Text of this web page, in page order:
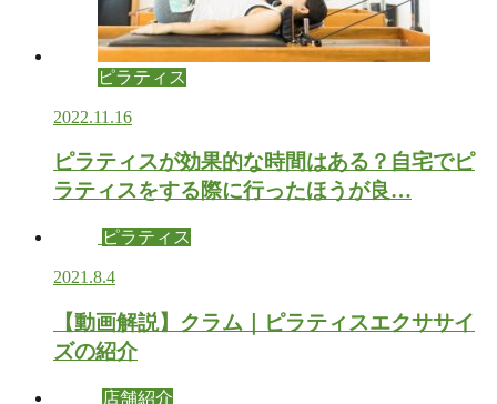
ピラティス
2022.11.16
ピラティスが効果的な時間はある？自宅でピ
ラティスをする際に行ったほうが良…
ピラティス
2021.8.4
【動画解説】クラム｜ピラティスエクササイ
ズの紹介
店舗紹介